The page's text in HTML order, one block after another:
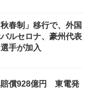
春制」移行で、外国
ルセロナ、豪州代表
手が加入
賠償928億円 東電発